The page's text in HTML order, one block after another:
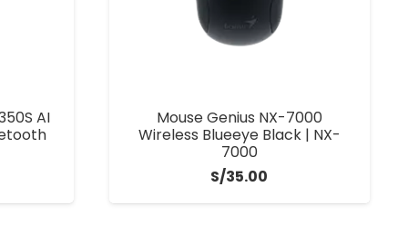
AI
Mouse Genius NX-7000
Wireless Blueeye Black | NX-
7000
S/35.00